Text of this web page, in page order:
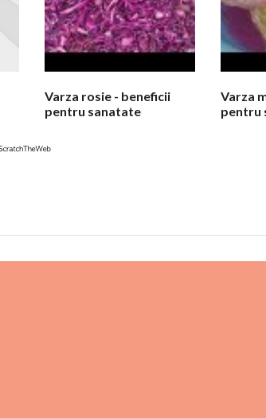
Varza rosie - beneficii
pentru sanatate
Varza
pentru